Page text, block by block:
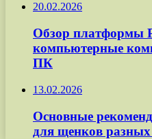
20.02.2026
Обзор платформы
компьютерные
ПК
13.02.2026
Основные
для щенков разных